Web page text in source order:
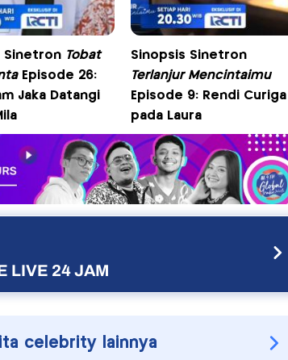
Sinetron Tobat
Episode 26:
Jaka Datangi
Sinopsis Sinetron
Terlanjur Mencintaimu
Episode 9: Rendi Curiga
pada Laura
LIVE 24 JAM
celebrity lainnya